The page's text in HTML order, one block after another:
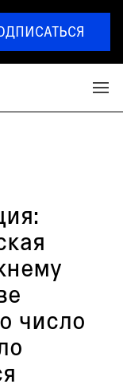
число